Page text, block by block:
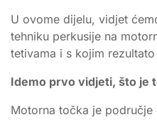
U ovome dijelu, vidjet
tehniku perkusije na
tetivama i s kojim rezultato
Idemo prvo vidjeti, što je
Motorna točka je